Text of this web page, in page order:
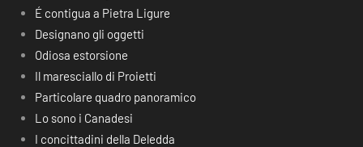
É contigua a Pietra Ligure
Designano gli oggetti
Odiosa estorsione
Il maresciallo di Proietti
Particolare quadro panoramico
Lo sono i Canadesi
I concittadini della Deledda